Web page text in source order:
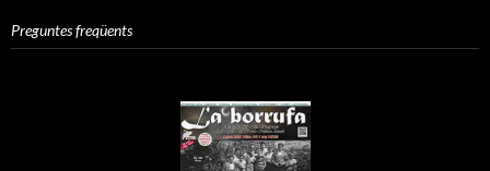
Preguntes freqüents